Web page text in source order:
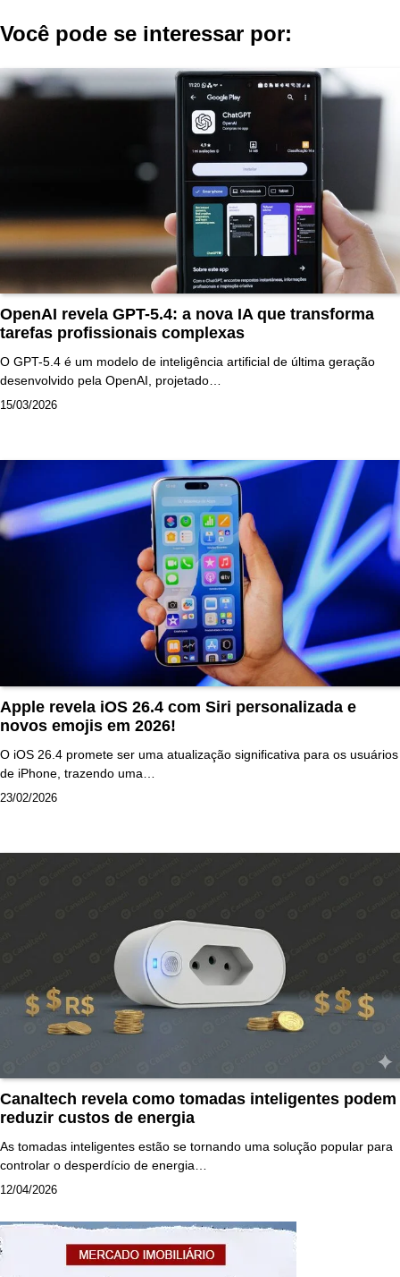
Você pode se interessar por:
OpenAI revela GPT-5.4: a nova IA que transforma
tarefas profissionais complexas
O GPT-5.4 é um modelo de inteligência artificial de última geração
desenvolvido pela OpenAI, projetado…
15/03/2026
Apple revela iOS 26.4 com Siri personalizada e
novos emojis em 2026!
O iOS 26.4 promete ser uma atualização significativa para os usuários
de iPhone, trazendo uma…
23/02/2026
Canaltech revela como tomadas inteligentes podem
reduzir custos de energia
As tomadas inteligentes estão se tornando uma solução popular para
controlar o desperdício de energia…
12/04/2026